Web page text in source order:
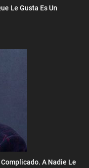
Le Gusta Es Un
A Nadie Le